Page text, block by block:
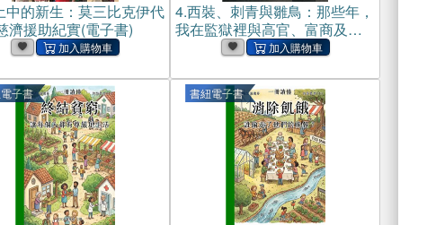
中的新生：莫三比克伊代
濟援助紀實(電子書)
4.西裝、刺青與雛鳥：那些年，
我在監獄裡與高官、富商及黑
道大哥們的救贖歲月(電子書)
子書 書紐電子書